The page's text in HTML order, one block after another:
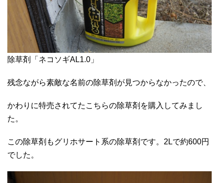
除草剤「ネコソギAL1.0」
残念ながら素敵な名前の除草剤が見つからなかったので、
かわりに特売されてたこちらの除草剤を購入してみまし
た。
この除草剤もグリホサート系の除草剤です。2Lで約600円
でした。